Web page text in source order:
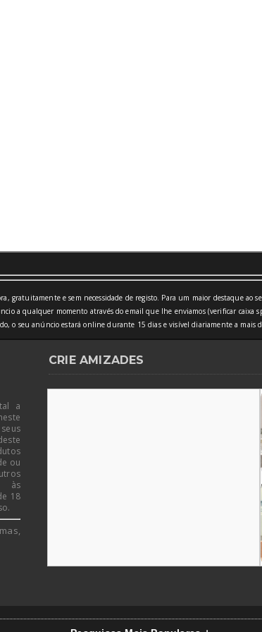
gratuitamente e sem necessidade de registo. Para um maior destaque ao
a qualquer momento através do email que lhe enviamos (verificar caixa
o seu anúncio estará online durante 15 dias e visível diariamente a mais
a
ou
às
18
CRIE AMIZADES